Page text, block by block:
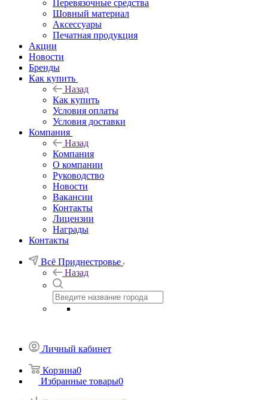
Перевязочные средства
Шовный материал
Аксессуары
Печатная продукция
Акции
Новости
Бренды
Как купить
Назад
Как купить
Условия оплаты
Условия доставки
Компания
Назад
Компания
О компании
Руководство
Новости
Вакансии
Контакты
Лицензии
Награды
Контакты
Всё Приднестровье
Назад
Личный кабинет
Корзина0
Избранные товары0